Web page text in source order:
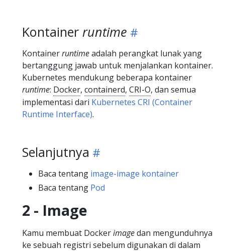
Kontainer runtime
Kontainerruntimeadalah perangkat lunak yang
bertanggung jawab untuk menjalankan kontainer.
Kubernetes mendukung beberapa kontainer
runtime: Docker, containerd, CRI-O, dan semua
implementasi dari Kubernetes CRI (Container
Runtime Interface).
Selanjutnya
Baca tentang image-image kontainer
Baca tentang Pod
2 - Image
Kamu membuat Dockerimagedan mengunduhnya
ke sebuah registri sebelum digunakan di dalam